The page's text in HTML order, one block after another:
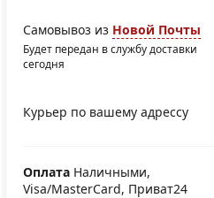
Самовывоз из Новой Почты
Будет передан в службу доставки
сегодня
Курьер по вашему адрессу
Оплата Наличными,
Visa/MasterCard, Приват24